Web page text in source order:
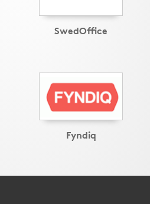
SwedOffice
Fyndiq